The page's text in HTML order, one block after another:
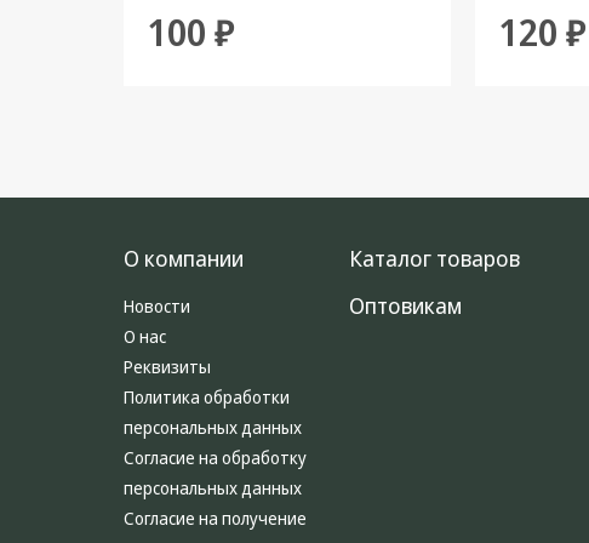
100 ₽ 120 ₽
О компании
Новости
О нас
Реквизиты
Политика обработки
персональных данных
Согласие на обработку
персональных данных
Согласие на получение
Каталог товаров
Оптовикам